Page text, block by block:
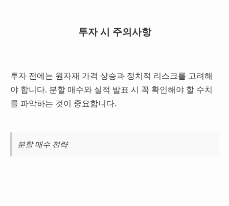
투자 시 주의사항
투자 전에는 원자재 가격 상승과 정치적 리스크를 고려해
야 합니다. 분할 매수와 실적 발표 시 꼭 확인해야 할 수치
를 파악하는 것이 중요합니다.
분할 매수 전략